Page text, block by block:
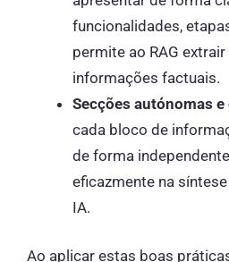
funcionalidades,
permite ao RAG
informações factuais.
Secções autónomas e
cada bloco de
de forma
eficazmente na
IA.
Ao aplicar estas boas